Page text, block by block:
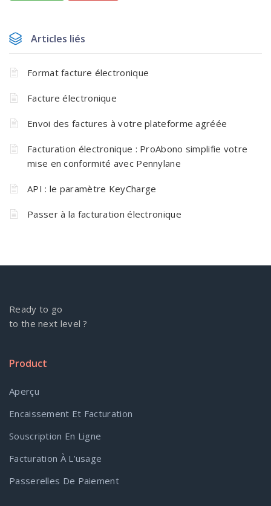
Articles liés
Format facture électronique
Facture électronique
Envoi des factures à votre plateforme agréée
Facturation électronique : ProAbono simplifie votre
mise en conformité avec Pennylane
API : le paramètre KeyCharge
Passer à la facturation électronique
Ready to go
to the next level ?
Product
Aperçu
Encaissement Et Facturation
Souscription En Ligne
Facturation À L’usage
Passerelles De Paiement